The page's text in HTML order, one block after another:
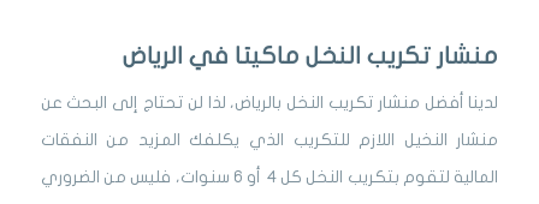
منشار تكريب النخل ماكيتا في الرياض
لدينا أفضل منشار تكريب النخل بالرياض، لذا لن تحتاج إلى البحث عن
منشار النخيل اللازم للتكريب الذي يكلفك المزيد من النفقات
المالية لتقوم بتكريب النخل كل 4 أو 6 سنوات، فليس من الضروري